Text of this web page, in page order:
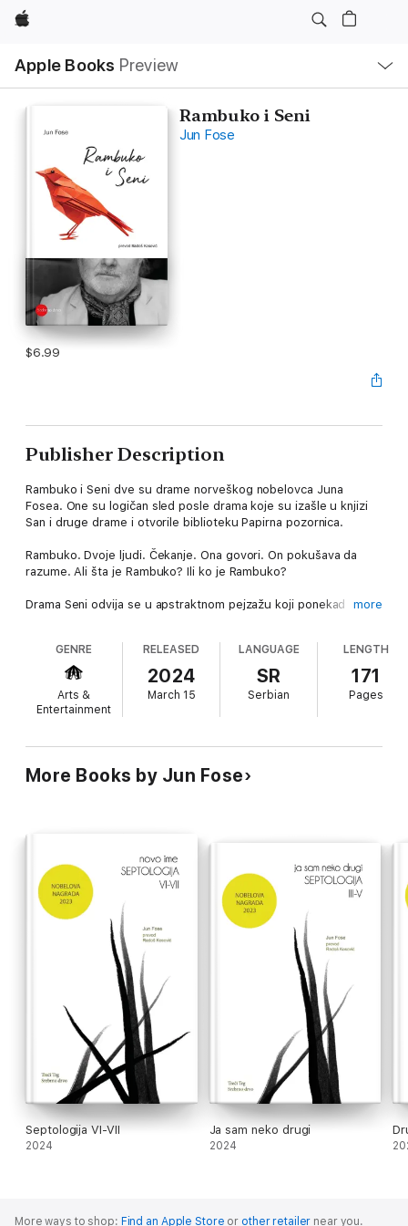
Apple
Apple Books Preview
Nav
Open
Menu
Rambuko i Seni
Jun Fose
$6.99
Publisher Description
Rambuko i Seni dve su drame norveškog nobelovca Juna
Fosea. One su logičan sled posle drama koje su izašle u knjizi
San i druge drame i otvorile biblioteku Papirna pozornica.
Rambuko. Dvoje ljudi. Čekanje. Ona govori. On pokušava da
razume. Ali šta je Rambuko? Ili ko je Rambuko?
Drama Seni odvija se u apstraktnom pejzažu koji ponekad
postepeno. Emotivna sećanja izbijaju na površinu kao fizički
vidljiva iskustva…
more
GENRE
Arts &
Entertainment
RELEASED
2024
March 15
LANGUAGE
SR
Serbian
LENGTH
171
Pages
More Books by Jun Fose
Septologija VI-VII
2024
Ja sam neko drugi
2024
More ways to shop: Find an Apple Store or other retailer near you.